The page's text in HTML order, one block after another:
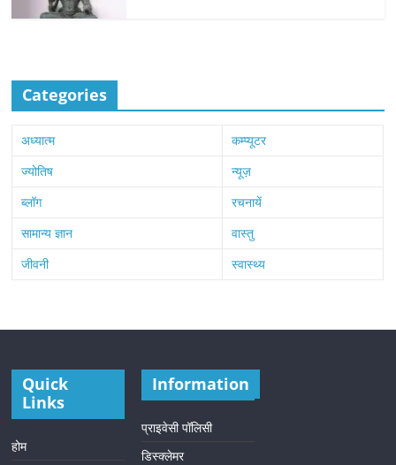
Categories
अध्यात्म
कम्प्यूटर
ज्योतिष
न्यूज़
ब्लॉग
रचनायें
सामान्य ज्ञान
वास्तु
जीवनी
स्वास्थ्य
Quick
Links
होम
Information
प्राइवेसी पॉलिसी
डिस्क्लेमर